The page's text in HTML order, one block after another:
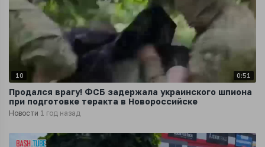
10 0:51
Продался врагу! ФСБ задержала украинского шпиона
при подготовке теракта в Новороссийске
Новости 1 год назад